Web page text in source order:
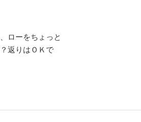
ローをちょっと
返りはＯＫで